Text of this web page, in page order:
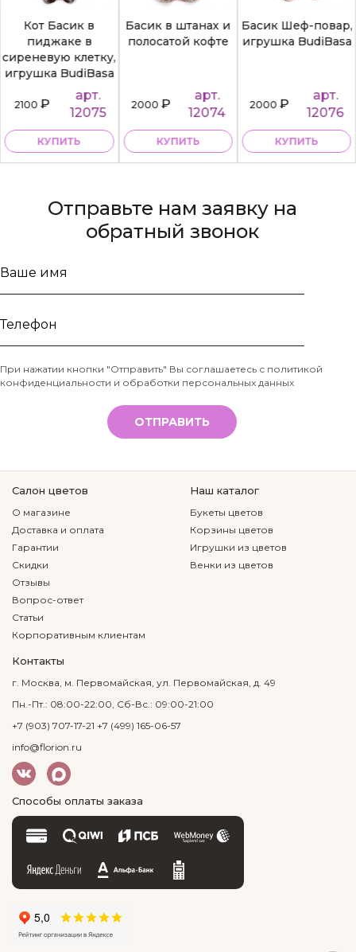
Кот Басик в
пиджаке в
сиреневую клетку,
игрушка BudiBasa
2100₽
арт.
12075
КУПИТЬ
Басик в штанах и
полосатой кофте
2000₽
арт.
12074
КУПИТЬ
Басик Шеф-повар,
игрушка BudiBasa
2000₽
арт.
12076
КУПИТЬ
Отправьте нам заявку на
обратный звонок
Ваше
Телефон
*
При нажатии кнопки "Отправить" Вы соглашаетесь с политикой
конфиденциальности и обработки персональных данных
ОТПРАВИТЬ
Салон цветов
О магазине
Доставка и оплата
Гарантии
Скидки
Отзывы
Вопрос-ответ
Статьи
Корпоративным клиентам
Наш каталог
Букеты цветов
Корзины цветов
Игрушки из цветов
Венки из цветов
Контакты
г. Москва, м. Первомайская, ул. Первомайская, д. 49
Пн.-Пт.: 08:00-22:00, Сб-Вс.: 09:00-21:00
+7 (903) 707-17-21 +7 (499) 165-06-57
info@florion.ru
Способы оплаты заказа